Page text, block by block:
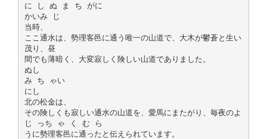
に し ぬ ま ち がに
かいみ じ
当時、
ここ通水は、勢理客邑に通う唯一の山道で、大木が鬱蒼と生い
茂り、昼
間でも薄暗く、大変寂しく険しい山道でありました。
ぬし
み ち ゃい
にし
北の松金は、
その険しくも寂しい通水の山道を、愛馬にまたがり、毎夜のよ
じ っち ゃ く む ら
うに勢理客邑に通ったと伝えられています。